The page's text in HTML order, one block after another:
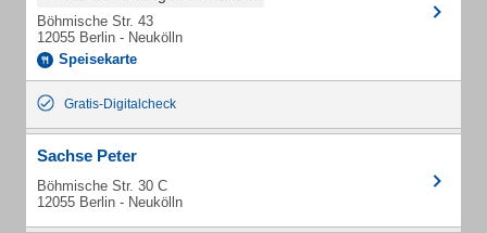
Böhmische Str. 43
12055 Berlin - Neukölln
Speisekarte
Gratis-Digitalcheck
Sachse Peter
Böhmische Str. 30 C
12055 Berlin - Neukölln